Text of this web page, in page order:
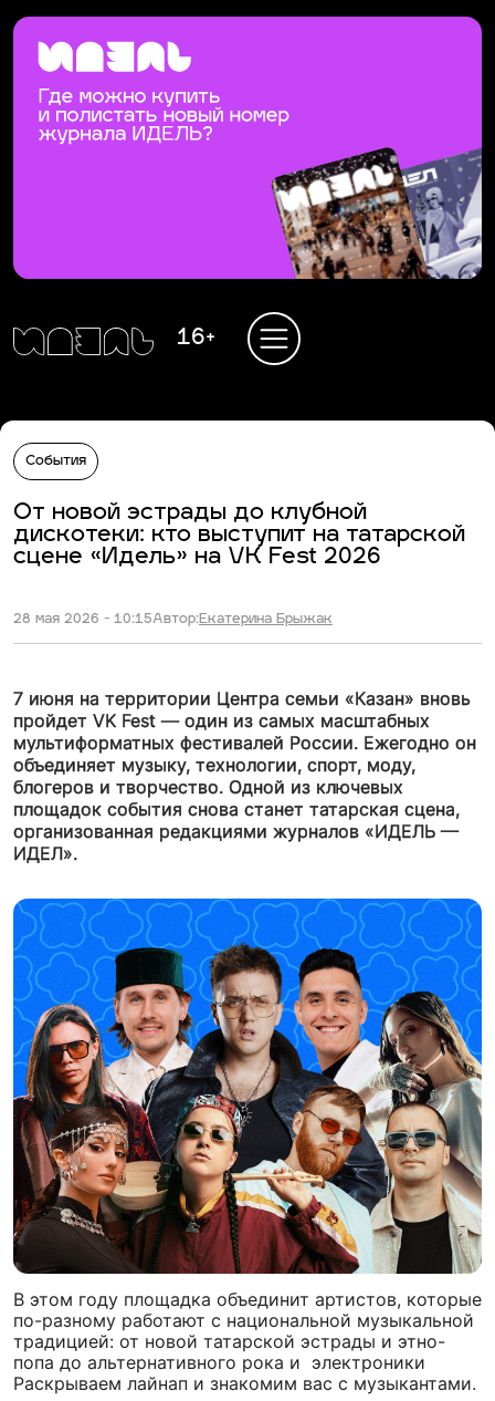
16+
События
От новой эстрады до клубной
дискотеки: кто выступит на татарской
сцене «Идель» на VK Fest 2026
28 мая 2026 - 10:15Автор:Екатерина Брыжак
7 июня на территории Центра семьи «Казан» вновь
пройдет VK Fest — один из самых масштабных
мультиформатных фестивалей России. Ежегодно он
объединяет музыку, технологии, спорт, моду,
блогеров и творчество. Одной из ключевых
площадок события снова станет татарская сцена,
организованная редакциями журналов «ИДЕЛЬ —
ИДЕЛ».
В этом году площадка объединит артистов, которые
по-разному работают с национальной музыкальной
традицией: от новой татарской эстрады и этно-
попа до альтернативного рока и электроники
Раскрываем лайнап и знакомим вас с музыкантами.